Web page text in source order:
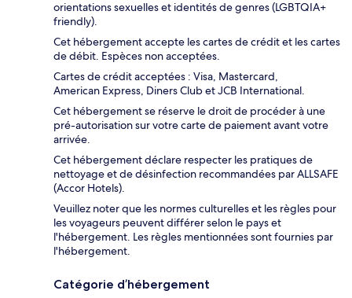
orientations sexuelles et identités de genres (LGBTQIA+
friendly).
Cet hébergement accepte les cartes de crédit et les cartes
de débit. Espèces non acceptées.
Cartes de crédit acceptées : Visa, Mastercard,
American Express, Diners Club et JCB International.
Cet hébergement se réserve le droit de procéder à une
pré-autorisation sur votre carte de paiement avant votre
arrivée.
Cet hébergement déclare respecter les pratiques de
nettoyage et de désinfection recommandées par ALLSAFE
(Accor Hotels).
Veuillez noter que les normes culturelles et les règles pour
les voyageurs peuvent différer selon le pays et
l'hébergement. Les règles mentionnées sont fournies par
l'hébergement.
Catégorie d’hébergement